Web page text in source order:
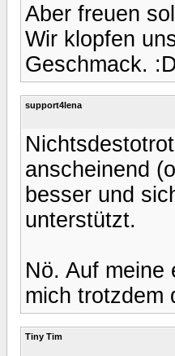
Aber freuen
Wir klopfen
Geschmack.
support4lena
anscheinend
besser und
unterstützt.
Nö. Auf meine
mich trotzdem
Tiny Tim